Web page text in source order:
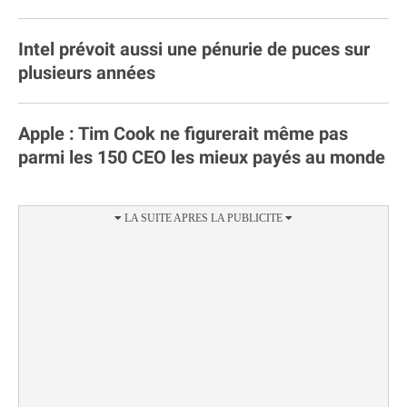
Intel prévoit aussi une pénurie de puces sur
plusieurs années
Apple : Tim Cook ne figurerait même pas
parmi les 150 CEO les mieux payés au monde